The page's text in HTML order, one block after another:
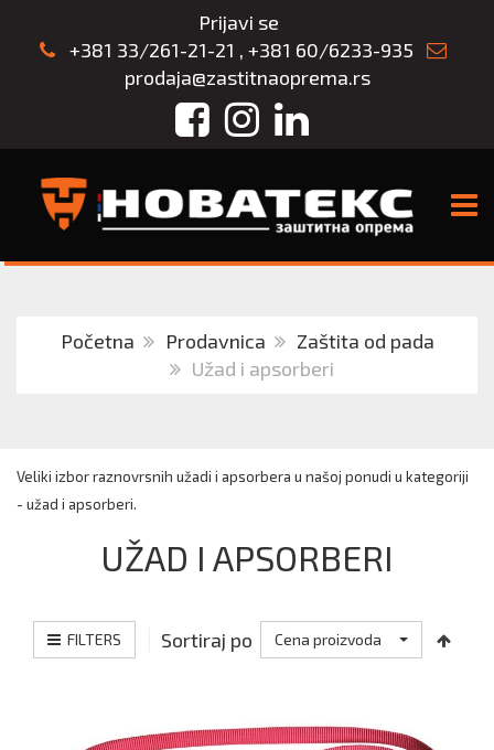
Prijavi se
+381 33/261-21-21 , +381 60/6233-935
prodaja@zastitnaoprema.rs
FacebookInstagram
LinkedIn
Početna Prodavnica
Zaštita od pada
Užad i apsorberi
Veliki izbor raznovrsnih užadi i apsorbera u našoj ponudi u kategoriji
- užad i apsorberi.
UŽAD I APSORBERI
FILTERS Sortiraj po Cena proizvoda